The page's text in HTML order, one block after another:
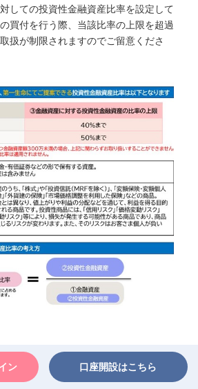
しての投資性金融資産比率を設定して
買付を行う際、当該比率の上限を超過
扱が制限されますのでご留意くださ
あたっての留意事項
ン 口座開設はこちら